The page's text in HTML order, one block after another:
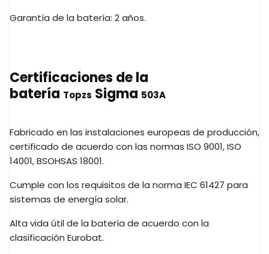
Garantía de la batería: 2 años.
Certificaciones de la
batería Topzs Sigma 503A
Fabricado en las instalaciones europeas de producción,
certificado de acuerdo con las normas ISO 9001, ISO
14001,BSOHSAS 18001.
Cumple con los requisitos de la norma IEC 61427 para
sistemas de energía solar.
Alta vida útil de la batería de acuerdo con la
clasificación Eurobat.